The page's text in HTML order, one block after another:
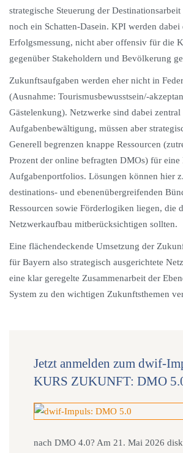
strategische Steuerung der
noch ein Schatten-Dasein. KPI werden dabei
Erfolgsmessung, nicht aber offensiv für die
gegenüber Stakeholdern und Bevölkerung
Zukunftsaufgaben werden eher nicht in
(Ausnahme: Tourismusbewusstsein/-
Gästelenkung). Netzwerke sind dabei
Aufgabenbewältigung, müssen aber
Generell begrenzen knappe Ressourcen
Prozent der online befragten DMOs) für eine
Aufgabenportfolios. Lösungen können hier
destinations- und ebenenübergreifenden
Ressourcen sowie Förderlogiken liegen, die
Netzwerkaufbau mitberücksichtigen sollten.
Eine flächendeckende Umsetzung der
für Bayern also strategisch ausgerichtete
eine klar geregelte Zusammenarbeit der
System zu den wichtigen Zukunftsthemen
Jetzt anmelden zum dwif-
KURS ZUKUNFT: DMO
nach DMO 4.0? Am 21. Mai 2026